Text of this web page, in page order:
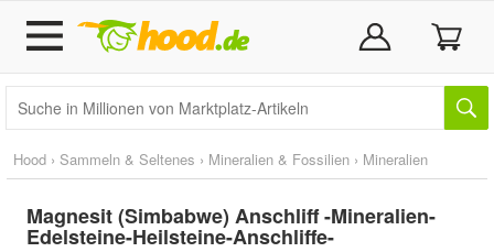
Hood › Sammeln & Seltenes › Mineralien & Fossilien › Mineralien
Magnesit (Simbabwe) Anschliff -Mineralien-
Edelsteine-Heilsteine-Anschliffe-